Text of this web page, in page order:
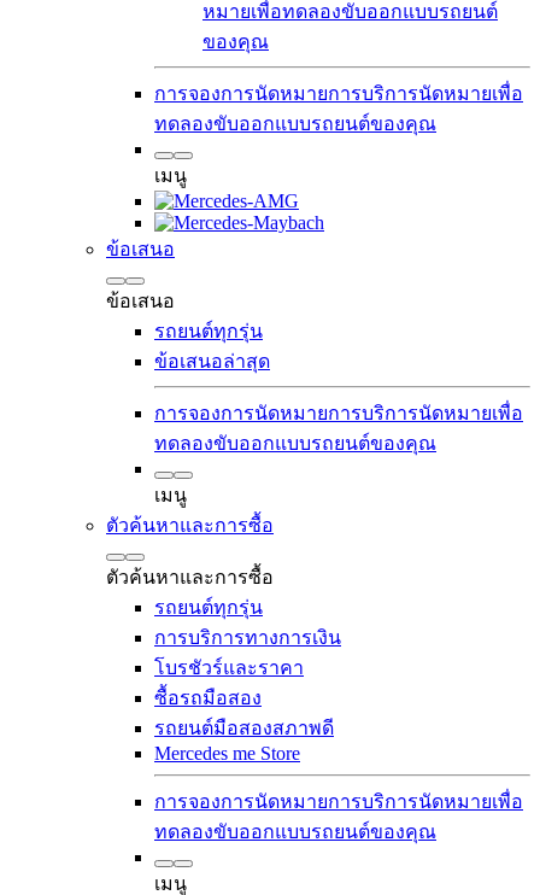
หมายเพื่อทดลองขับออกแบบรถยนต์
ของคุณ
การจองการนัดหมายการบริการนัดหมายเพื่อ
ทดลองขับออกแบบรถยนต์ของคุณ
เมนู
ข้อเสนอ
ข้อเสนอ
รถยนต์ทุกรุ่น
ข้อเสนอล่าสุด
การจองการนัดหมายการบริการนัดหมายเพื่อ
ทดลองขับออกแบบรถยนต์ของคุณ
เมนู
ตัวค้นหาและการซื้อ
ตัวค้นหาและการซื้อ
รถยนต์ทุกรุ่น
การบริการทางการเงิน
โบรชัวร์และราคา
ซื้อรถมือสอง
รถยนต์มือสองสภาพดี
Mercedes me Store
การจองการนัดหมายการบริการนัดหมายเพื่อ
ทดลองขับออกแบบรถยนต์ของคุณ
เมนู